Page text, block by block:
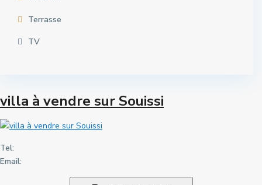
Terrasse
TV
villa à vendre sur Souissi
Tel:
Email: